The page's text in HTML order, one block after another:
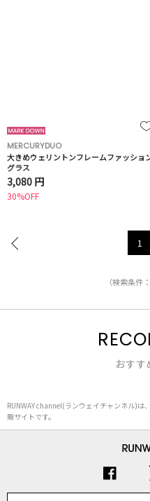
MERCURYDUO
大きめウェリントンフレームファッショ
グラス
3,080 円
30%OFF
1
（検索条件
おすす
RUNWAY channel(ランウェイチャンネル)は
販サイトです。